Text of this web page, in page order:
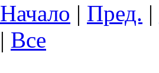
Начало | Пред. |
| Все